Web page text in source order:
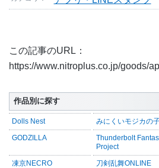
この記事のURL：
https://www.nitroplus.co.jp/goods/
作品別に探す
Dolls Nest みにくいモジカの
GODZILLA
Thunderbolt
Project
凍京NECRO 刀剣乱舞ONLINE